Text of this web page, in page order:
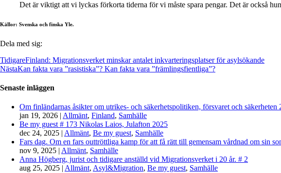
Det är viktigt att vi lyckas förkorta tiderna för vi måste spara pengar. Det är också
Källor: Svenska och finska Yle.
Dela med sig:
TidigareFinland: Migrationsverket minskar antalet inkvarteringsplatser för asylsökande
NästaKan fakta vara ”rasistiska”? Kan fakta vara ”främlingsfientliga”?
Senaste inläggen
Om finländarnas åsikter om utrikes- och säkerhetspolitiken, försvaret och säkerheten
jan 19, 2026 | Allmänt, Finland, Samhälle
Be my guest # 173 Nikolas Laios, Julafton 2025
dec 24, 2025 | Allmänt, Be my guest, Samhälle
Fars dag. Om en fars outtröttliga kamp för att få rätt till gemensam vårdnad om sin
nov 9, 2025 | Allmänt, Samhälle
Anna Högberg, jurist och tidigare anställd vid Migrationsverket i 20 år. # 2
aug 25, 2025 | Allmänt, Asyl&Migration, Be my guest, Samhälle